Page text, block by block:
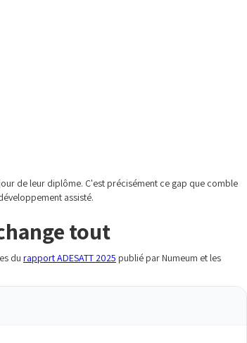
de leur diplôme. C'est précisément ce gap que comble
assisté.
tout
du rapport ADESATT 2025 publié par Numeum et les